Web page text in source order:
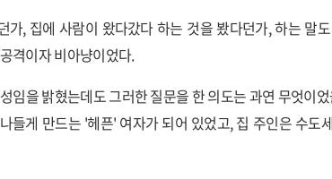
가, 집에 사람이 왔다갔다 하는 것을 봤다던가, 하는 말
격이자 비아냥이었다.
임을 밝혔는데도 그러한 질문을 한 의도는 과연 무엇이
들게 만드는 '헤픈' 여자가 되어 있었고, 집 주인은 수도